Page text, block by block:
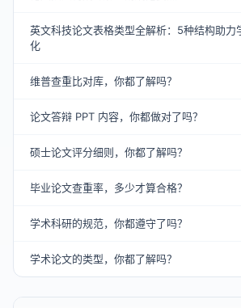
英文科技论文表格类型全解析：5种结构助力
化
维普查重比对库，你都了解吗？
论文答辩 PPT 内容，你都做对了吗？
硕士论文评分细则，你都了解吗？
毕业论文查重率，多少才算合格？
学术科研的规范，你都遵守了吗？
学术论文的类型，你都了解吗？